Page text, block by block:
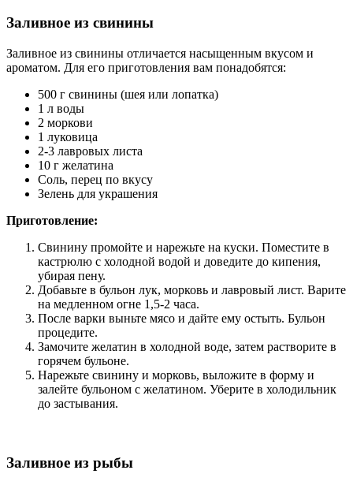
Заливное из свинины
Заливное из свинины отличается насыщенным вкусом и
ароматом. Для его приготовления вам понадобятся:
500 г свинины (шея или лопатка)
1 л воды
2 моркови
1 луковица
2-3 лавровых листа
10 г желатина
Соль, перец по вкусу
Зелень для украшения
Приготовление:
Свинину промойте и нарежьте на куски. Поместите в
кастрюлю с холодной водой и доведите до кипения,
убирая пену.
Добавьте в бульон лук, морковь и лавровый лист. Варите
на медленном огне 1,5-2 часа.
После варки выньте мясо и дайте ему остыть. Бульон
процедите.
Замочите желатин в холодной воде, затем растворите в
горячем бульоне.
Нарежьте свинину и морковь, выложите в форму и
залейте бульоном с желатином. Уберите в холодильник
до застывания.
Заливное из рыбы